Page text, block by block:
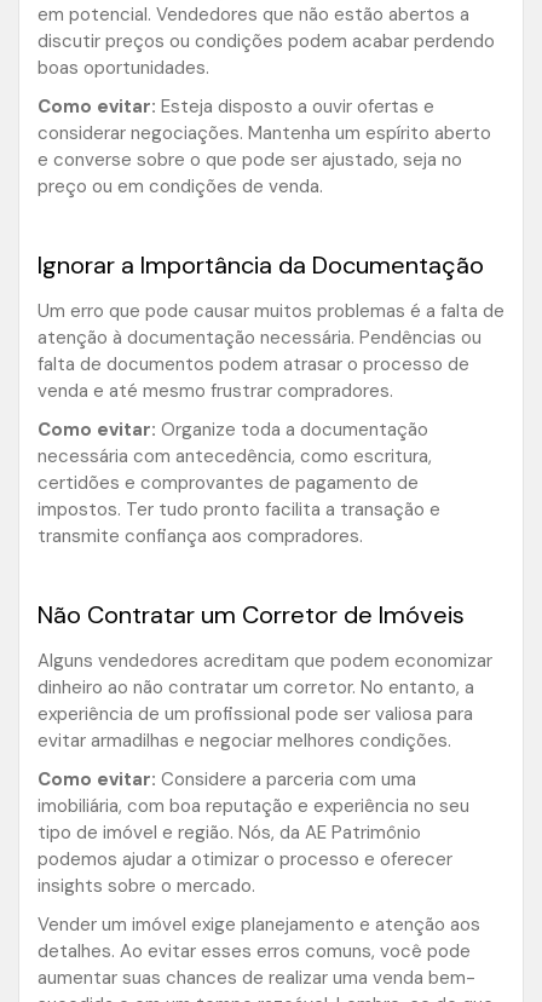
em potencial. Vendedores que não estão abertos a
discutir preços ou condições podem acabar perdendo
boas oportunidades.
Como evitar: Esteja disposto a ouvir ofertas e
considerar negociações. Mantenha um espírito aberto
e converse sobre o que pode ser ajustado, seja no
preço ou em condições de venda.
Ignorar a Importância da Documentação
Um erro que pode causar muitos problemas é a falta de
atenção à documentação necessária. Pendências ou
falta de documentos podem atrasar o processo de
venda e até mesmo frustrar compradores.
Como evitar: Organize toda a documentação
necessária com antecedência, como escritura,
certidões e comprovantes de pagamento de
impostos. Ter tudo pronto facilita a transação e
transmite confiança aos compradores.
Não Contratar um Corretor de Imóveis
Alguns vendedores acreditam que podem economizar
dinheiro ao não contratar um corretor. No entanto, a
experiência de um profissional pode ser valiosa para
evitar armadilhas e negociar melhores condições.
Como evitar: Considere a parceria com uma
imobiliária, com boa reputação e experiência no seu
tipo de imóvel e região. Nós, da AE Patrimônio
podemos ajudar a otimizar o processo e oferecer
insights sobre o mercado.
Vender um imóvel exige planejamento e atenção aos
detalhes. Ao evitar esses erros comuns, você pode
aumentar suas chances de realizar uma venda bem-